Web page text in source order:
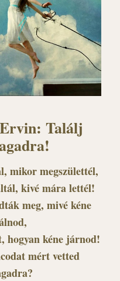
Találj
mikor megszülettél,
kivé mára lettél!
meg, mivé kéne
hogyan kéne járnod!
mért vetted